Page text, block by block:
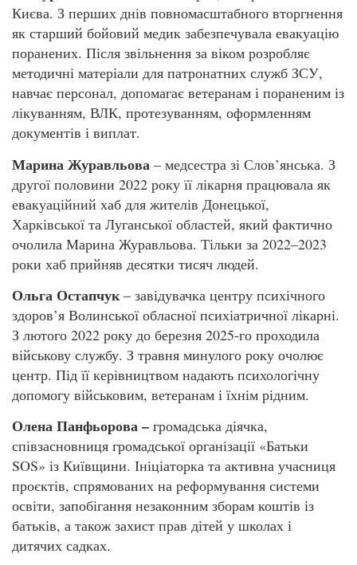
Києва. З перших днів повномасштабного вторгнення
як старший бойовий медик забезпечувала евакуацію
поранених. Після звільнення за віком розробляє
методичні матеріали для патронатних служб ЗСУ,
навчає персонал, допомагає ветеранам і пораненим із
лікуванням, ВЛК, протезуванням, оформленням
документів і виплат.
Марина Журавльова – медсестра зі Слов’янська. З
другої половини 2022 року її лікарня працювала як
евакуаційний хаб для жителів Донецької,
Харківської та Луганської областей, який фактично
очолила Марина Журавльова. Тільки за 2022–2023
роки хаб прийняв десятки тисяч людей.
Ольга Остапчук– завідувачка центру психічного
здоров’я Волинської обласної психіатричної лікарні.
З лютого 2022 року до березня 2025-го проходила
військову службу. З травня минулого року очолює
центр. Під її керівництвом надають психологічну
допомогу військовим, ветеранам і їхнім рідним.
Олена Панфьорова – громадська діячка,
співзасновниця громадської організації «Батьки
SOS» із Київщини. Ініціаторка та активна учасниця
проєктів, спрямованих на реформування системи
освіти, запобігання незаконним зборам коштів із
батьків, а також захист прав дітей у школах і
дитячих садках.